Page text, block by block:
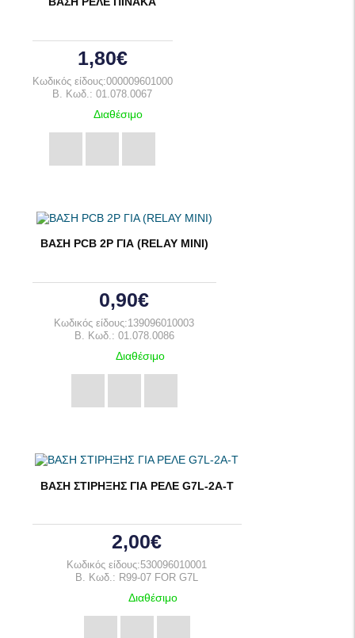
1,80€
Κωδικός είδους:000009601000
B. Κωδ.: 01.078.0067
Διαθέσιμο
ΒΑΣΗ PCB 2P ΓΙΑ (RELAY MINI)
0,90€
Κωδικός είδους:139096010003
B. Κωδ.: 01.078.0086
Διαθέσιμο
ΒΑΣΗ ΣΤΙΡΗΞΗΣ ΓΙΑ ΡΕΛΕ G7L-2A-T
2,00€
Κωδικός είδους:530096010001
B. Κωδ.: R99-07 FOR G7L
Διαθέσιμο